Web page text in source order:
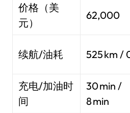
价格（美
元）
62,000
续航/油耗 525 km /
充电/加油时
间
30 min /
8 min